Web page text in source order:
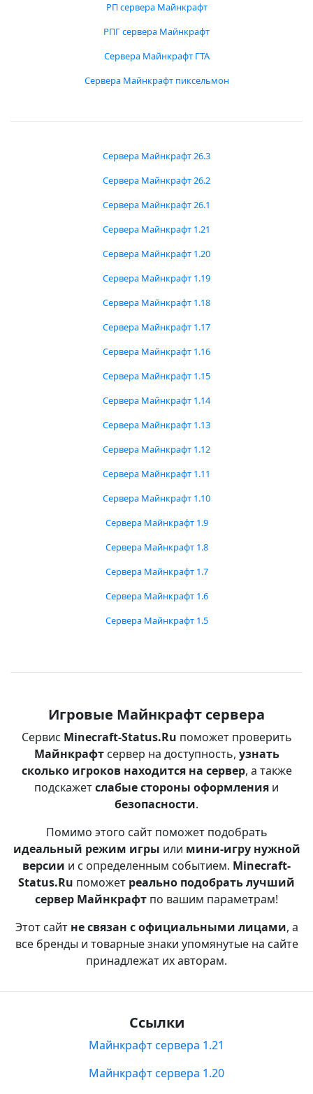
РП сервера Майнкрафт
РПГ сервера Майнкрафт
Сервера Майнкрафт ГТА
Сервера Майнкрафт пиксельмон
Сервера Майнкрафт 26.3
Сервера Майнкрафт 26.2
Сервера Майнкрафт 26.1
Сервера Майнкрафт 1.21
Сервера Майнкрафт 1.20
Сервера Майнкрафт 1.19
Сервера Майнкрафт 1.18
Сервера Майнкрафт 1.17
Сервера Майнкрафт 1.16
Сервера Майнкрафт 1.15
Сервера Майнкрафт 1.14
Сервера Майнкрафт 1.13
Сервера Майнкрафт 1.12
Сервера Майнкрафт 1.11
Сервера Майнкрафт 1.10
Сервера Майнкрафт 1.9
Сервера Майнкрафт 1.8
Сервера Майнкрафт 1.7
Сервера Майнкрафт 1.6
Сервера Майнкрафт 1.5
Игровые Майнкрафт сервера
Сервис Minecraft-Status.Ru поможет проверить
Майнкрафтсервер на доступность, узнать
сколько игроков находится на сервер, а также
подскажетслабые стороны оформления и
безопасности.
Помимо этого сайт поможет подобрать
идеальный режим игры или мини-игру нужной
версии и с определенным событием. Minecraft-
Status.Ru поможет реально подобрать лучший
сервер Майнкрафт по вашим параметрам!
Этот сайт не связан с официальными лицами, а
все бренды и товарные знаки упомянутые на сайте
принадлежат их авторам.
Ссылки
Майнкрафт сервера 1.21
Майнкрафт сервера 1.20